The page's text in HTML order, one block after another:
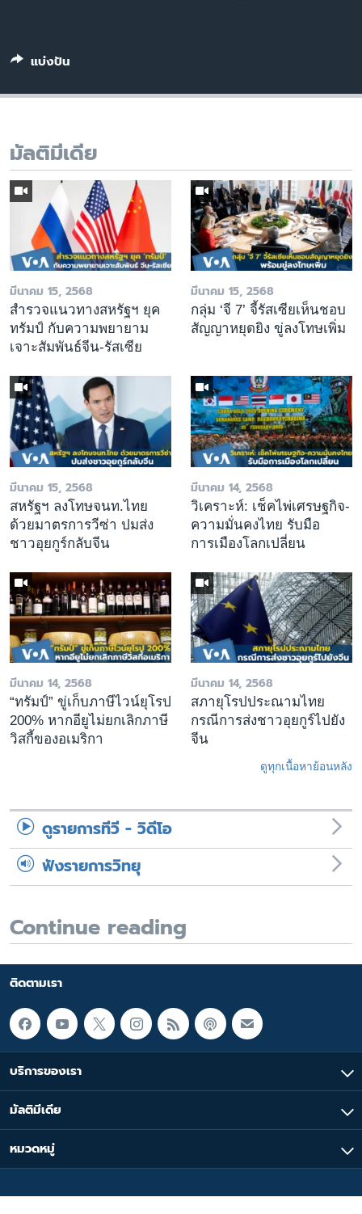
แบ่งปัน
มัลติมีเดีย
มีนาคม 15, 2568
สำรวจแนวทางสหรัฐฯ ยุค
ทรัมป์ กับความพยายาม
เจาะสัมพันธ์จีน-รัสเซีย
มีนาคม 15, 2568
กลุ่ม ‘จี 7’ จี้รัสเซียเห็นชอบ
สัญญาหยุดยิง ขู่ลงโทษเพิ่ม
มีนาคม 15, 2568
สหรัฐฯ ลงโทษจนท.ไทย
ด้วยมาตรการวีซ่า ปมส่ง
ชาวอุยกูร์กลับจีน
มีนาคม 14, 2568
วิเคราะห์: เช็คไพ่เศรษฐกิจ-
ความมั่นคงไทย รับมือ
การเมืองโลกเปลี่ยน
มีนาคม 14, 2568
“ทรัมป์” ขู่เก็บภาษีไวน์ยุโรป
200% หากอียูไม่ยกเลิกภาษี
วิสกี้ของอเมริกา
มีนาคม 14, 2568
สภายุโรปประณามไทย
กรณีการส่งชาวอุยกูร์ไปยัง
จีน
ดูทุกเนื้อหาย้อนหลัง
ดูรายการทีวี - วิดีโอ
ฟังรายการวิทยุ
Continue reading
ติดตามเรา
บริการของเรา
มัลติมีเดีย
หมวดหมู่